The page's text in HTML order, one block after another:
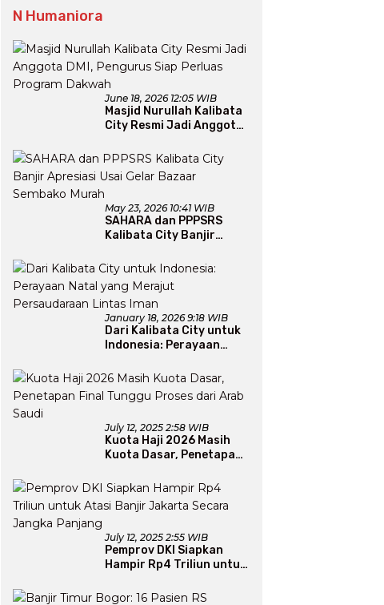
N Humaniora
June 18, 2026 12:05 WIB
Masjid Nurullah Kalibata
City Resmi Jadi Anggota
Perluas Program Dakwah
May 23, 2026 10:41 WIB
SAHARA dan PPPSRS
Kalibata City Banjir
Bazaar Sembako Murah
January 18, 2026 9:18 WIB
Dari Kalibata City untuk
Indonesia: Perayaan
Persaudaraan Lintas
Iman
July 12, 2025 2:58 WIB
Kuota Haji 2026 Masih
Kuota Dasar, Penetapan
Arab Saudi
July 12, 2025 2:55 WIB
Pemprov DKI Siapkan
Hampir Rp4 Triliun untuk
Secara Jangka Panjang